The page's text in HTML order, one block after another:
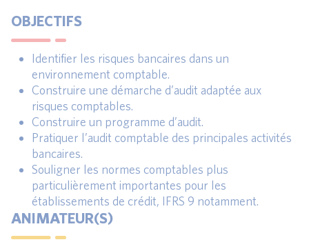
OBJECTIFS
Identifier les risques bancaires dans un
environnement comptable.
Construire une démarche d’audit adaptée aux
risques comptables.
Construire un programme d’audit.
Pratiquer l’audit comptable des principales activités
bancaires.
Souligner les normes comptables plus
particulièrement importantes pour les
établissements de crédit, IFRS 9 notamment.
ANIMATEUR(S)